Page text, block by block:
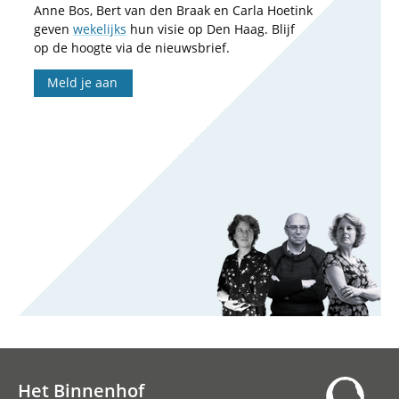
Anne Bos, Bert van den Braak en Carla Hoetink
geven wekelijks hun visie op Den Haag. Blijf
op de hoogte via de nieuwsbrief.
Meld je aan
Het Binnenhof